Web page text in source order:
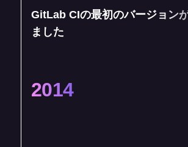
GitLab CIの最初のバージョン
ました
2014